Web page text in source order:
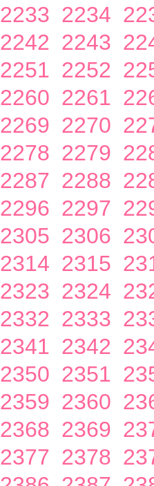
2233 2234
2242 2243
2251 2252
2260 2261
2269 2270
2278 2279
2287 2288
2296 2297
2305 2306
2314 2315
2323 2324
2332 2333
2341 2342
2350 2351
2359 2360
2368 2369
2377 2378